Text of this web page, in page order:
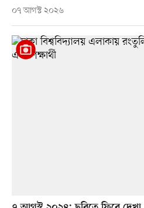
০৭ আগস্ট ২০২৬